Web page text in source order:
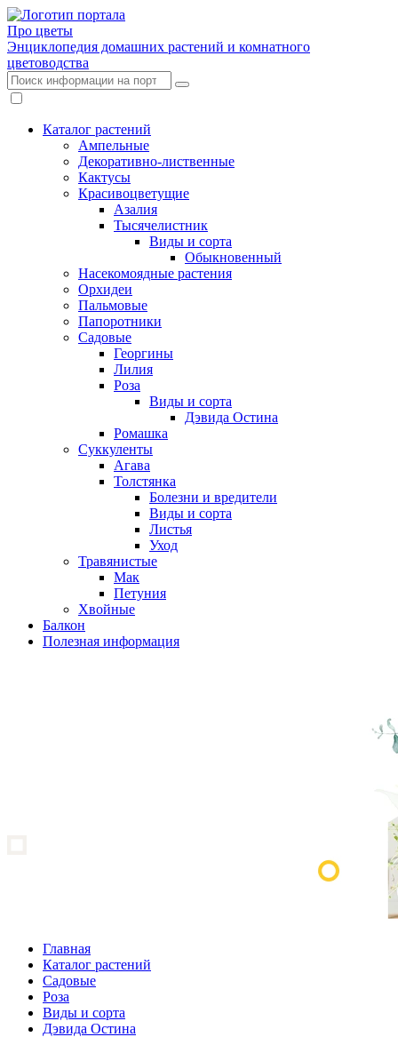
Про цветы
Энциклопедия домашних растений и комнатного
цветоводства
Каталог растений
Ампельные
Декоративно-лиственные
Кактусы
Красивоцветущие
Азалия
Тысячелистник
Виды и сорта
Обыкновенный
Насекомоядные растения
Орхидеи
Пальмовые
Папоротники
Садовые
Георгины
Лилия
Роза
Виды и сорта
Дэвида Остина
Ромашка
Суккуленты
Агава
Толстянка
Болезни и вредители
Виды и сорта
Листья
Уход
Травянистые
Мак
Петуния
Хвойные
Балкон
Полезная информация
Главная
Каталог растений
Садовые
Роза
Виды и сорта
Дэвида Остина